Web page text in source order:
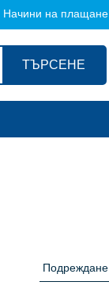
Начини на плащане
ТЪРСЕНЕ